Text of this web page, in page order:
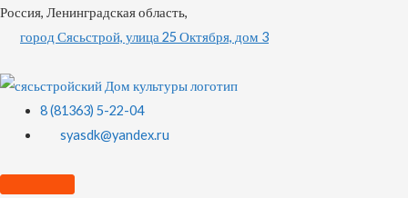
Россия, Ленинградская область,
город Сясьстрой, улица 25 Октября, дом 3
8 (81363) 5-22-04
syasdk@yandex.ru